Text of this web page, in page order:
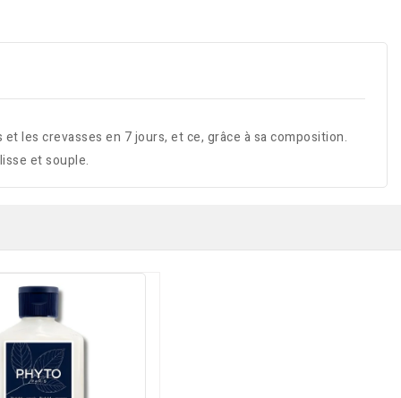
les crevasses en 7 jours, et ce, grâce à sa composition.
et souple.